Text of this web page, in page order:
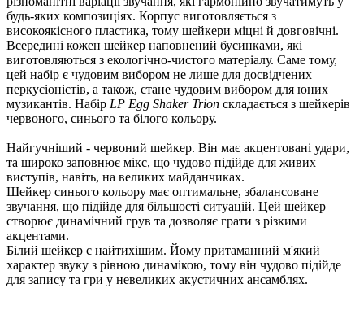
будь-яких композиціях. Корпус виготовляється з
високоякісного пластика, тому шейкери міцні й довговічні.
Всередині кожен шейкер наповнений бусинками, які
виготовляються з екологічно-чистого матеріалу. Саме тому,
цей набір є чудовим вибором не лише для досвідчених
перкусіоністів, а також, стане чудовим вибором для юних
музикантів. Набір LP Egg Shaker Trion складається з шейкерів
червоного, синього та білого кольору.
Найгучніший - червоний шейкер. Він має акцентовані удари,
та широко заповнює мікс, що чудово підійде для живих
виступів, навіть, на великих майданчиках.
Шейкер синього кольору має оптимальне, збалансоване
звучання, що підійде для більшості ситуацій. Цей шейкер
створює динамічний грув та дозволяє грати з різкими
акцентами.
Білий шейкер є найтихішим. Йому притаманний м'який
характер звуку з рівною динамікою, тому він чудово підійде
для запису та гри у невеликих акустичних ансамблях.